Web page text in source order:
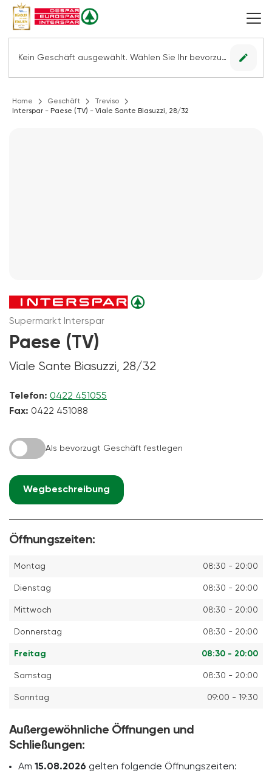
Kein Geschäft ausgewählt. Wählen Sie Ihr bevorzugtes Geschäft, um alle Angebote sehen zu können. edit
Home Geschäft
Treviso
Interspar - Paese (TV) - Viale Sante Biasuzzi, 28/32
Supermarkt Interspar
Paese (TV)
Viale Sante Biasuzzi, 28/32
Telefon: 0422 451055
Fax: 0422 451088
Als bevorzugt Geschäft festlegen
Wegbeschreibung
Öffnungszeiten:
Montag 08:30 - 20:00
Dienstag 08:30 - 20:00
Mittwoch 08:30 - 20:00
Donnerstag 08:30 - 20:00
Freitag 08:30 - 20:00
Samstag 08:30 - 20:00
Sonntag 09:00 - 19:30
Außergewöhnliche Öffnungen und
Schließungen:
Am 15.08.2026 gelten folgende Öffnungszeiten: